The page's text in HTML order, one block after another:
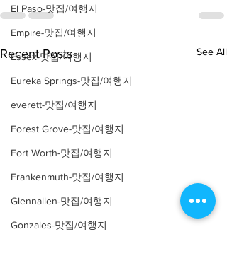
El Paso-맛집/여행지
Empire-맛집/여행지
Essex-맛집/여행지
Eureka Springs-맛집/여행지
everett-맛집/여행지
Forest Grove-맛집/여행지
Fort Worth-맛집/여행지
Frankenmuth-맛집/여행지
Glennallen-맛집/여행지
Gonzales-맛집/여행지
Recent Posts See All